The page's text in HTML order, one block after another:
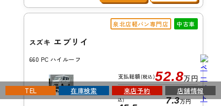
泉北店軽バン専門店 中古車
スズキ エブリイ
660 PC ハイルーフ
支払総額(税込)52.8万円
車両本体価格(税
込)
諸費用(税込)
7.3万円
TEL 在庫検索 来店予約 店舗情報